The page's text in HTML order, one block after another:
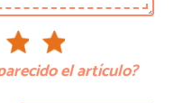
el artículo?